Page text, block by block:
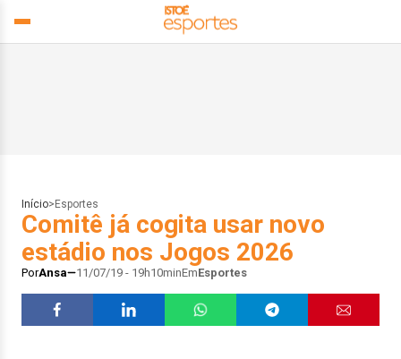
Início> Esportes
Comitê já cogita usar novo
estádio nos Jogos 2026
PorAnsa 11/07/19 - 19h10minEmEsportes